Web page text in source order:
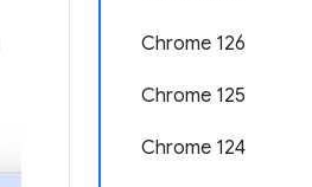
Chrome 126
Chrome 125
Chrome 124